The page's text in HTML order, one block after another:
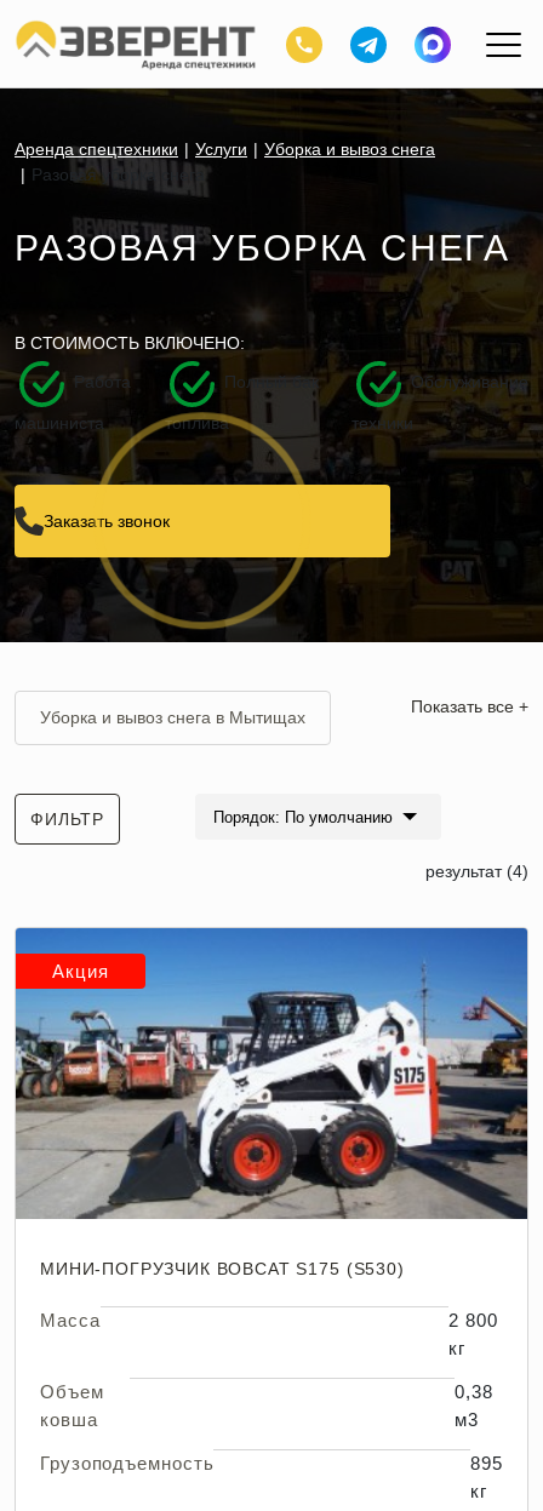
Аренда спецтехники Услуги
Уборка и вывоз снега
Разовая уборка снега
РАЗОВАЯ УБОРКА СНЕГА
В СТОИМОСТЬ ВКЛЮЧЕНО:
Работа
машиниста
Полный бак
топлива
Обслуживание
техники
Заказать звонок
Уборка и вывоз снега в Мытищах
Ежедневная уборка снега в Москве и
Московской области
Показать все +
ФИЛЬТР Порядок: По умолчанию
результат (4)
Акция
МИНИ-ПОГРУЗЧИК BOBCAT S175 (S530)
Масса
2 800
кг
Объем
ковша
0,38
м3
Грузоподъемность
895
кг